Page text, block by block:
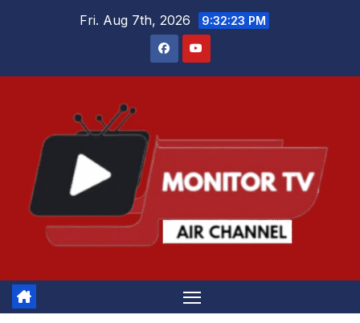
Fri. Aug 7th, 2026 9:32:24 PM